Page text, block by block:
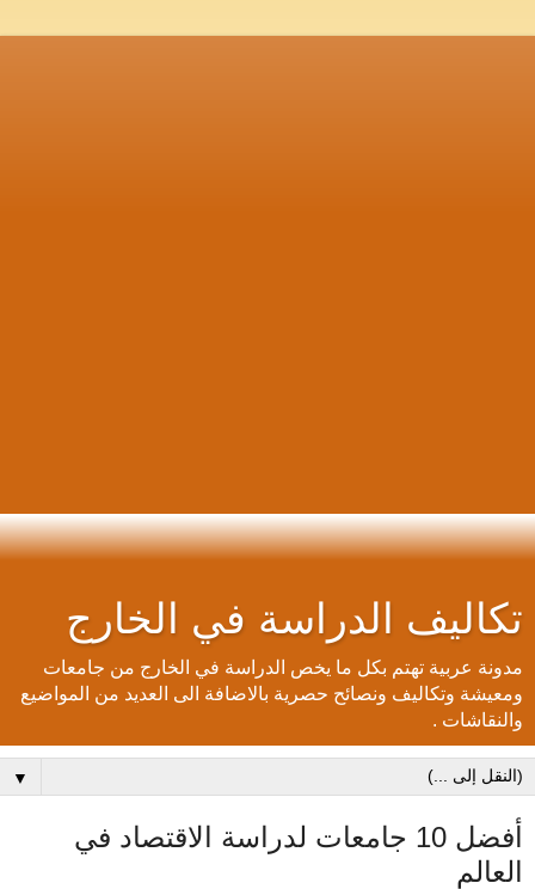
تكاليف الدراسة في الخارج
مدونة عربية تهتم بكل ما يخص الدراسة في الخارج من جامعات
ومعيشة وتكاليف ونصائح حصرية بالاضافة الى العديد من المواضيع
والنقاشات .
▼
أفضل 10 جامعات لدراسة الاقتصاد في
العالم